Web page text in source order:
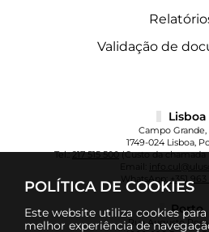
POLÍTICA DE COOKIES
Este website utiliza cookies
melhor experiência de
Validação de
Lisboa
Campo Grande,
1749-024 Lisboa,
Tel.:217 515 500(Custo da chamada
WhatsApp:+351 963
Porto
Rua Augusto